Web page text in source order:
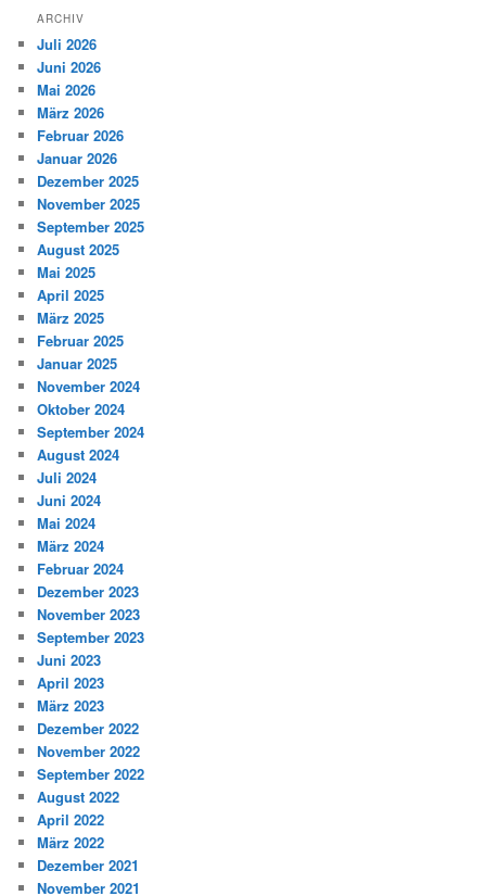
ARCHIV
Juli 2026
Juni 2026
Mai 2026
März 2026
Februar 2026
Januar 2026
Dezember 2025
November 2025
September 2025
August 2025
Mai 2025
April 2025
März 2025
Februar 2025
Januar 2025
November 2024
Oktober 2024
September 2024
August 2024
Juli 2024
Juni 2024
Mai 2024
März 2024
Februar 2024
Dezember 2023
November 2023
September 2023
Juni 2023
April 2023
März 2023
Dezember 2022
November 2022
September 2022
August 2022
April 2022
März 2022
Dezember 2021
November 2021